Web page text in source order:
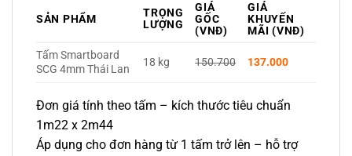
SẢN PHẨM
TRỌNG
LƯỢNG
GIÁ
GỐC
(VNĐ)
GIÁ
KHUYẾN
MÃI (VNĐ)
Tấm Smartboard
SCG 4mm Thái Lan
18 kg 150.700 137.000
Đơn giá tính theo tấm – kích thước tiêu chuẩn
1m22 x 2m44
Áp dụng cho đơn hàng từ 1 tấm trở lên – hỗ trợ